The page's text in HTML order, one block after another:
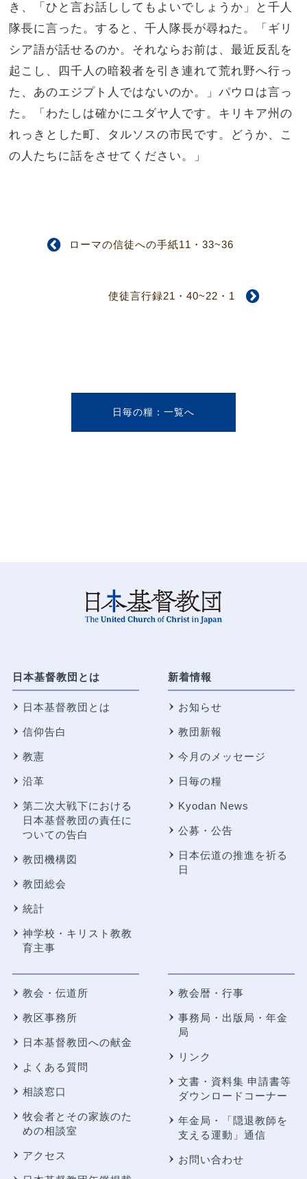
き、「ひと言お話ししてもよいでしょうか」と千人
隊長に言った。すると、千人隊長が尋ねた。「ギリ
シア語が話せるのか。 それならお前は、最近反乱を
起こし、四千人の暗殺者を引き連れて荒れ野へ行っ
た、あのエジプト人ではないのか。」パウロは言っ
た。「わたしは確かにユダヤ人です。キリキア州の
れっきとした町、タルソスの市民です。どうか、こ
の人たちに話をさせてください。」
ローマの信徒への手紙11・33~36
使徒言行録21・40~22・1
日毎の糧
日本基督教団とは
日本基督教団とは
信仰告白
教憲
沿革
第二次大戦下における
日本基督教団の責任に
ついての告白
教団機構図
教団総会
統計
神学校・キリスト教教
育主事
新着情報
お知らせ
教団新報
今月のメッセージ
日毎の糧
Kyodan News
公募・公告
日本伝道の推進を祈る
日
教会・伝道所
教区事務所
日本基督教団への献金
よくある質問
相談窓口
牧会者とその家族のた
めの相談室
アクセス
教会暦・行事
事務局・出版局・年金
局
リンク
文書・資料集 申請書等
ダウンロードコーナー
年金局・
「隠退教師を
支える運動」通信
お問い合わせ